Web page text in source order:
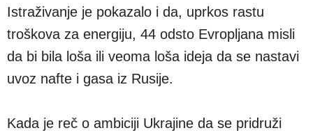
Istraživanje je pokazalo i da, uprkos rastu
troškova za energiju, 44 odsto Evropljana misli
da bi bila loša ili veoma loša ideja da se nastavi
uvoz nafte i gasa iz Rusije.
Kada je reč o ambiciji Ukrajine da se pridruži